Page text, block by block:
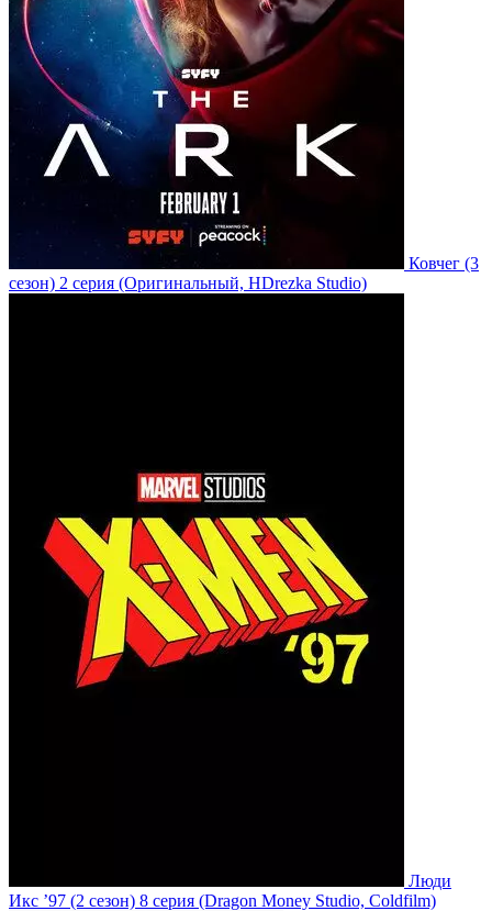
Ковчег (3
сезон) 2 серия (Оригинальный, HDrezka Studio)
Люди
Икс ’97 (2 сезон) 8 серия (Dragon Money Studio, Coldfilm)